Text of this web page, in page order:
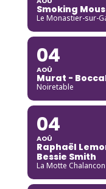
Smoking
Le Monastier-sur-
04
AOÛ
Murat -
Noiretable
04
AOÛ
Raphaël
Bessie Smith
La Motte Chalancon